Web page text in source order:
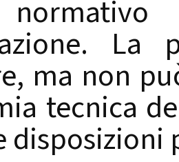
ma non
tecnica